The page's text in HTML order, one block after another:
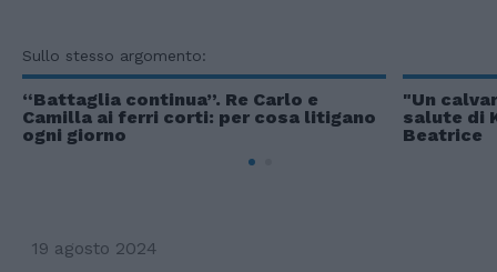
Sullo stesso argomento:
“Battaglia continua”. Re Carlo e
Camilla ai ferri corti: per cosa litigano
ogni giorno
"Un
salute di
Beatrice
19 agosto 2024